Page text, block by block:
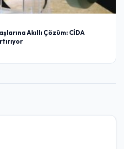
Akıllı Çözüm: CİDA